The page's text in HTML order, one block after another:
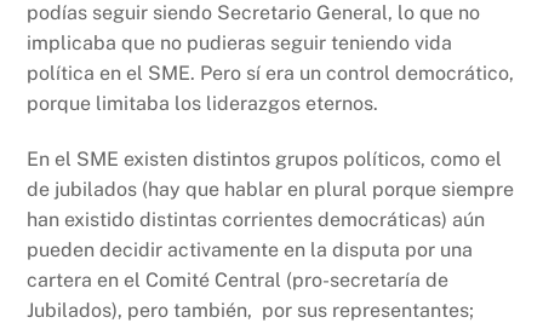
podías seguir siendo Secretario General, lo que no
implicaba que no pudieras seguir teniendo vida
política en el SME. Pero sí era un control democrático,
porque limitaba los liderazgos eternos.
En el SME existen distintos grupos políticos, como el
de jubilados (hay que hablar en plural porque siempre
han existido distintas corrientes democráticas) aún
pueden decidir activamente en la disputa por una
cartera en el Comité Central (pro-secretaría de
Jubilados), pero también, por sus representantes;